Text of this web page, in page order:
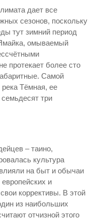
дает все
сезонов, поскольку
тут зимний период
омываемый
протекает более сто
Самой
Тёмная, ее
три
– таино,
культура
на быт и обычаи
и
коррективы. В этой
из наибольших
отчизной этого